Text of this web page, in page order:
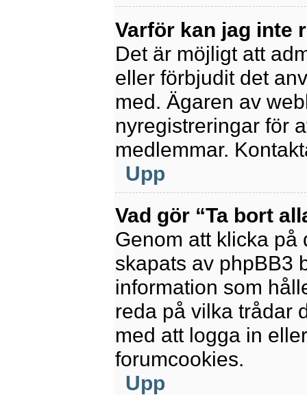
Varför kan jag inte
Det är möjligt att
eller förbjudit det
med. Ägaren av
nyregistreringar för
medlemmar.
Upp
Vad gör “Ta bort
Genom att klicka på
skapats av phpBB3
information som
reda på vilka trådar
med att logga in
forumcookies.
Upp